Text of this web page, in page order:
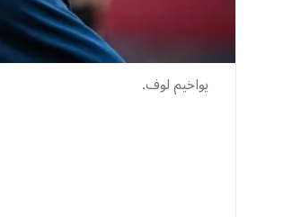
يواخيم لوف.